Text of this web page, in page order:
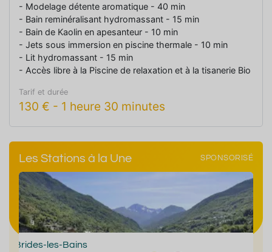
- Modelage détente aromatique - 40 min
- Bain reminéralisant hydromassant - 15 min
- Bain de Kaolin en apesanteur - 10 min
- Jets sous immersion en piscine thermale - 10 min
- Lit hydromassant - 15 min
- Accès libre à la Piscine de relaxation et à la tisanerie Bio
Tarif et durée
130 € - 1 heure 30 minutes
Les Stations à la Une SPONSORISÉ
Brides-les-Bains